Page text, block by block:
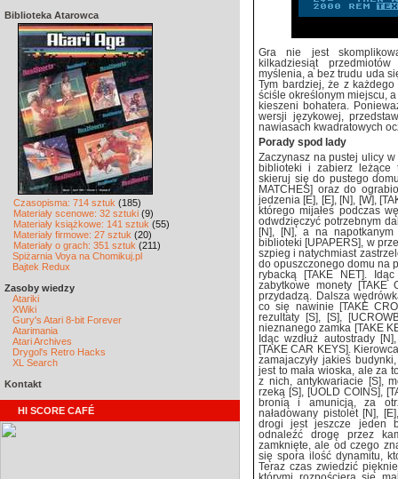
Biblioteka Atarowca
Czasopisma: 714 sztuk (185)
Materiały scenowe: 32 sztuki (9)
Materiały książkowe: 141 sztuk (55)
Materiały firmowe: 27 sztuk (20)
Materiały o grach: 351 sztuk (211)
Spiżarnia Voya na Chomikuj.pl
Bajtek Redux
Zasoby wiedzy
Atariki
XWiki
Gury's Atari 8-bit Forever
Atarimania
Atari Archives
Drygol's Retro Hacks
XL Search
Kontakt
HI SCORE CAFÉ
Gra nie jest
kilkadziesiąt
myślenia, a bez trudu uda
Tym bardziej, że z
ściśle określonym miejscu,
kieszeni bohatera.
wersji językowej,
nawiasach kwadratowych
Porady spod lady
Zaczynasz na pustej ulicy
biblioteki i zabierz leżące
skieruj się do pustego
MATCHES] oraz do
jedzenia [E], [E], [N], [W],
którego mijałeś podczas
odwdzięczyć potrzebnym
[N], [N], a na
biblioteki [UPAPERS], w
szpieg i natychmiast
do opuszczonego domu na
rybacką [TAKE NET].
zabytkowe monety [TAKE
przydadzą. Dalsza
co się nawinie [TAKE
rezultaty [S], [S],
nieznanego zamka [TAKE
Idąc wzdłuż autostrady
[TAKE CAR KEYS].
zamajaczyły jakieś
jest to mała wioska, ale za
z nich, antykwariacie [S],
rzeką [S], [UOLD COINS],
bronią i amunicją, za
naładowany pistolet [N],
drogi jest jeszcze jeden
odnaleźć drogę przez
zamknięte, ale od czego
się spora ilość dynamitu,
Teraz czas zwiedzić